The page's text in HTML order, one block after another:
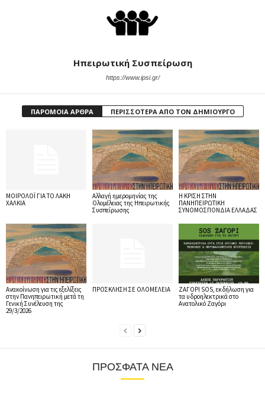
Ηπειρωτική Συσπείρωση
https://www.ipsi.gr/
ΠΑΡΟΜΟΙΑ ΑΡΘΡΑ ΠΕΡΙΣΣΟΤΕΡΑ ΑΠΟ ΤΟΝ ΔΗΜΙΟΥΡΓΟ
ΜΟΙΡΟΛΟΪ ΓΙΑ ΤΟ ΛΑΚΗ
ΧΑΛΚΙΑ
Αλλαγή ημερομηνίας της
Ολομέλειας της Ηπειρωτικής
Συσπείρωσης
Η ΚΡΙΣΗ ΣΤΗΝ
ΠΑΝΗΠΕΙΡΩΤΙΚΗ
ΣΥΝΟΜΟΣΠΟΝΔΙΑ ΕΛΛΑΔΑΣ
Ανακοίνωση για τις εξελίξεις
στην Πανηπειρωτική μετά τη
Γενική Συνέλευση της
29/3/2026
ΠΡΟΣΚΛΗΣΗ ΣΕ ΟΛΟΜΕΛΕΙΑ
ΖΑΓΟΡΙ SOS, εκδήλωση για
τα υδροηλεκτρικά στο
Ανατολικό Ζαγόρι
ΠΡΌΣΦΑΤΑ ΝΈΑ